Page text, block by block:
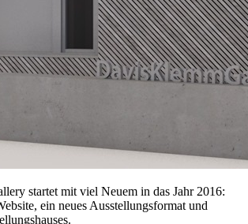
startet mit viel Neuem in das Jahr 2016:
ein neues Ausstellungsformat und